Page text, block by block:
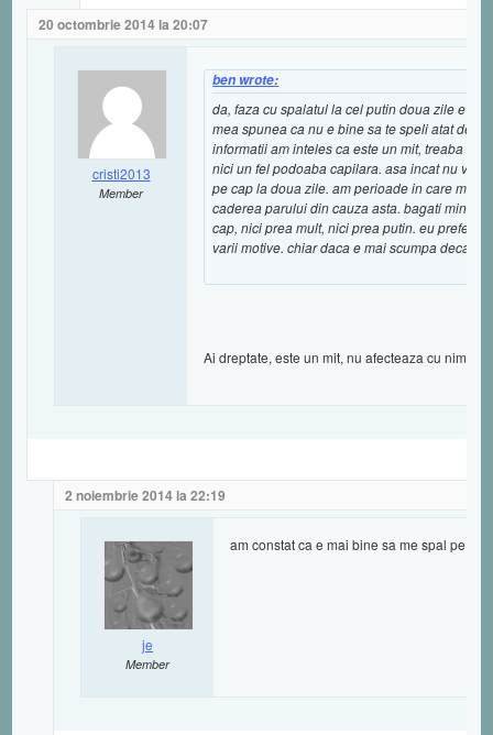
20 octombrie 2014 la 20:07
cristi2013
Member
ben wrote:
da, faza cu spalatul la cel putin doua zile e
mea spunea ca nu e bine sa te speli atat de
informatii am inteles ca este un mit, treaba
nici un fel podoaba capilara. asa incat nu vad
pe cap la doua zile. am perioade in care ma
caderea parului din cauza asta. bagati
cap, nici prea mult, nici prea putin. eu prefer
varii motive. chiar daca e mai scumpa decat
Ai dreptate, este un mit, nu afecteaza cu nimic
2 noiembrie 2014 la 22:19
je
Member
am constat ca e mai bine sa me spal pe